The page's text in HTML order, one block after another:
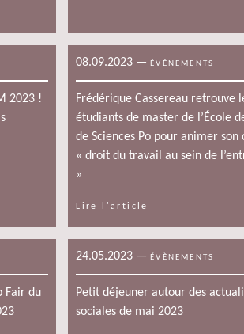
2023 !
08.09.2023 —ÉVÈNEMENTS
Frédérique Cassereau retrouve
étudiants de master de l’École
de Sciences Po pour animer son
« droit du travail au sein de
»
Lire l'article
Fair du
24.05.2023 —ÉVÈNEMENTS
Petit déjeuner autour des
sociales de mai 2023